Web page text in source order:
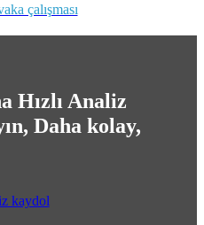
çalışması
Hızlı Analiz
Daha kolay,
kaydol